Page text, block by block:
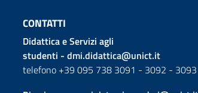
CONTATTI
Didattica e Servizi agli
studenti - dmi.didattica@unict.it
telefono +39 095 738 3091 - 3092 - 3093